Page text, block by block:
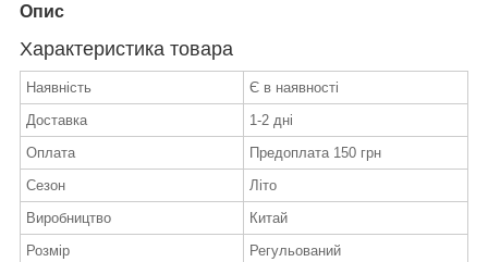
Опис
Характеристика товара
Наявність
Є в наявності
Доставка
1-2 дні
Оплата
Предоплата 150 грн
Сезон
Літо
Виробництво
Китай
Розмір
Регульований